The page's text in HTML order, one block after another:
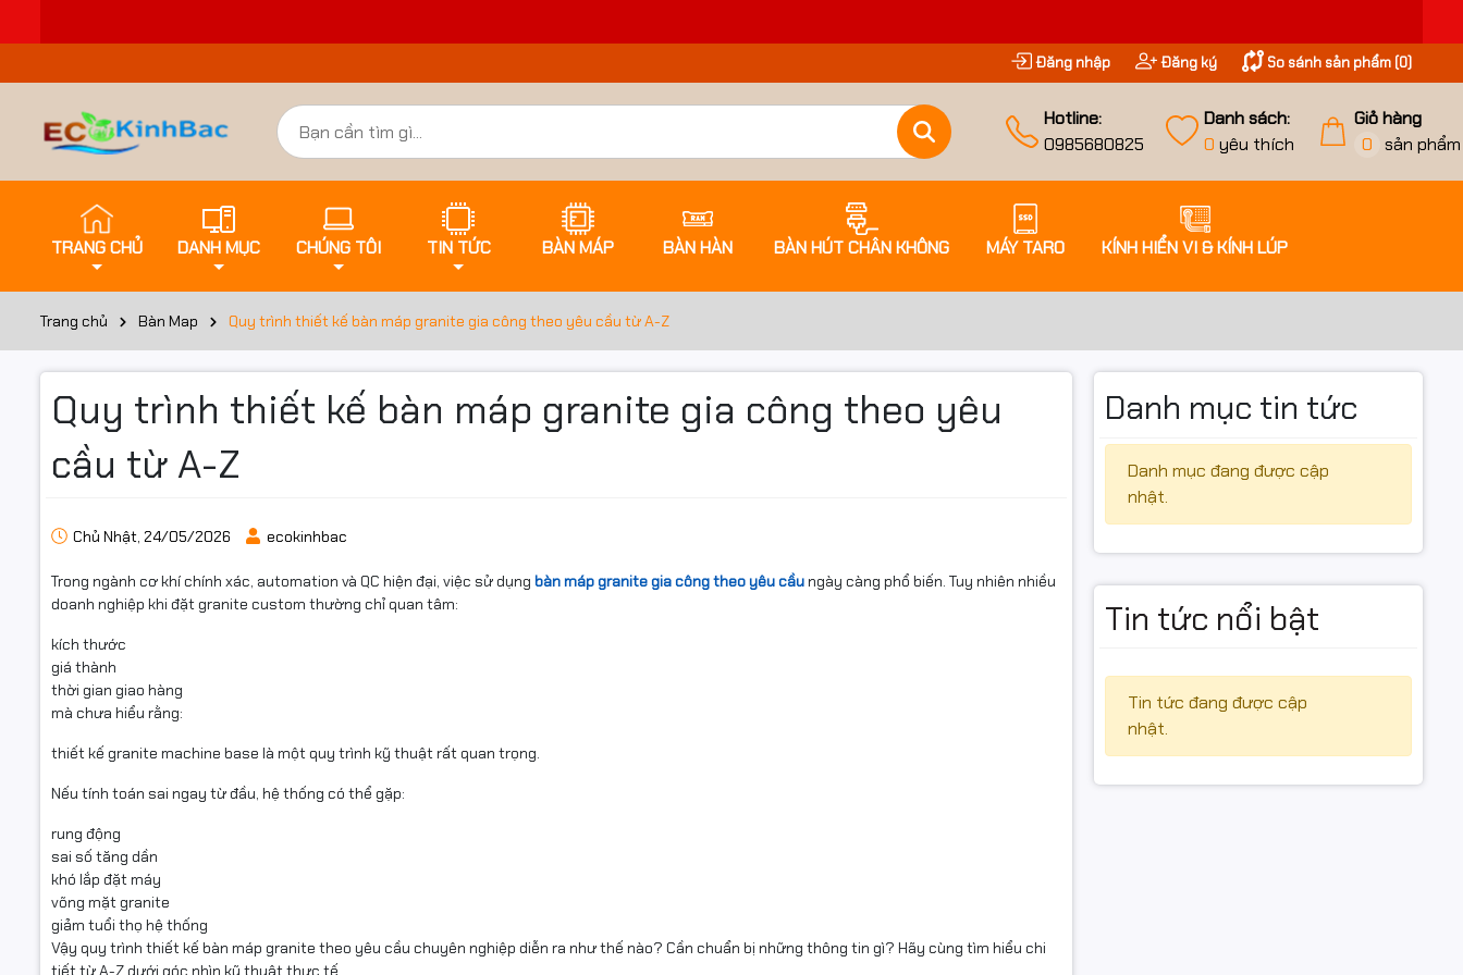
Đăng nhập Đăng ký So sánh sản phẩm (0)
Hotline:
0985680825
Danh sách:
0 yêu thích
Giỏ hàng
0 sản phẩm
TRANG CHỦ DANH MỤC CHÚNG TÔI TIN TỨC BÀN MÁP BÀN HÀN BÀN HÚT CHÂN KHÔNG MÁY TARO KÍNH HIỂN VI & KÍNH LÚP
Trang chủ Bàn Map Quy trình thiết kế bàn máp granite gia công theo yêu cầu từ A-Z
Quy trình thiết kế bàn máp granite gia công theo yêu
cầu từ A-Z
Chủ Nhật, 24/05/2026 ecokinhbac
Trong ngành cơ khí chính xác, automation và QC hiện đại, việc sử dụng bàn máp granite gia công theo yêu cầungày càng phổ biến. Tuy nhiên nhiều
doanh nghiệp khi đặt granite custom thường chỉ quan tâm:
kích thước
giá thành
thời gian giao hàng
mà chưa hiểu rằng:
thiết kế granite machine base là một quy trình kỹ thuật rất quan trọng.
Nếu tính toán sai ngay từ đầu, hệ thống có thể gặp:
rung động
sai số tăng dần
khó lắp đặt máy
võng mặt granite
giảm tuổi thọ hệ thống
Vậy quy trình thiết kế bàn máp granite theo yêu cầu chuyên nghiệp diễn ra như thế nào? Cần chuẩn bị những thông tin gì? Hãy cùng tìm hiểu chi
Danh mục tin tức
Danh mục đang được cập
nhật.
Tin tức nổi bật
Tin tức đang được cập
nhật.